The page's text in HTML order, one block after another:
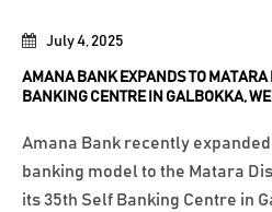
July 4, 2025
AMANA BANK EXPANDS TO MATARA
BANKING CENTRE IN GALBOKKA,
Amana Bank recently
banking model to the Matara
its 35th Self Banking Centre in